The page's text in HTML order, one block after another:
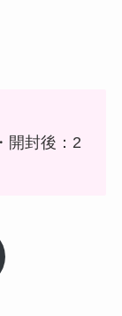
開封後：2